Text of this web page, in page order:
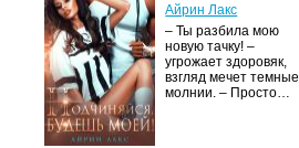
Айрин Лакс
– Ты разбила мою
новую тачку! –
угрожает здоровяк,
взгляд мечет темные
молнии. – Просто…